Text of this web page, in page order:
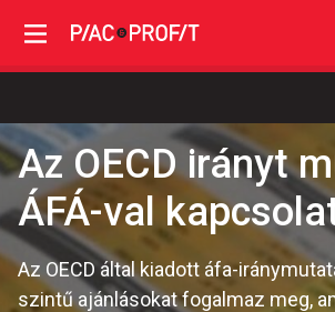
Az OECD irányt
ÁFÁ-val
Az OECD által kiadott áfa-
szintű ajánlásokat fogalmaz meg,